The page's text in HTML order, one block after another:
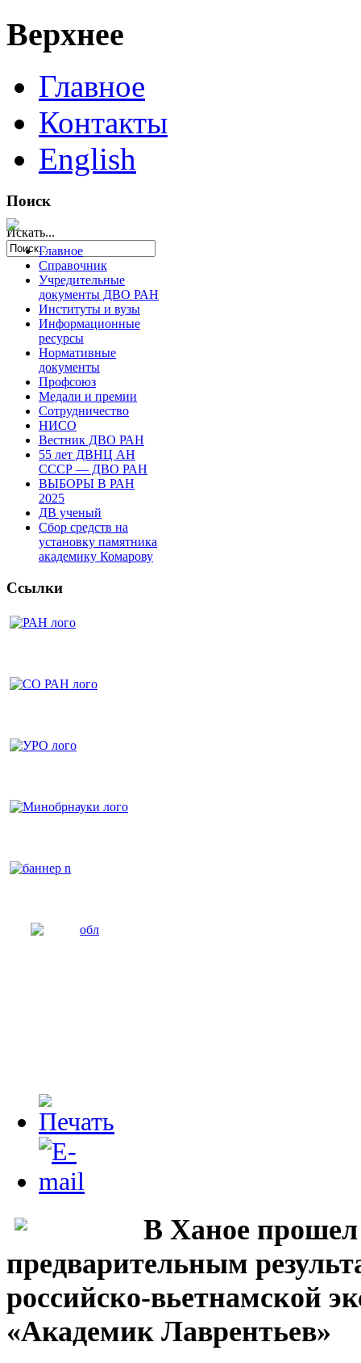
Верхнее
Главное
Контакты
English
Поиск
Искать...
Главное
Справочник
Учредительные
документы ДВО РАН
Институты и вузы
Информационные
ресурсы
Нормативные
документы
Профсоюз
Медали и премии
Сотрудничество
НИСО
Вестник ДВО РАН
55 лет ДВНЦ АН
СССР — ДВО РАН
ВЫБОРЫ В РАН
2025
ДВ ученый
Сбор средств на
установку памятника
академику Комарову
Ссылки
В Ханое
предварительным
российско-вьетнамской
«Академик Лаврентьев»